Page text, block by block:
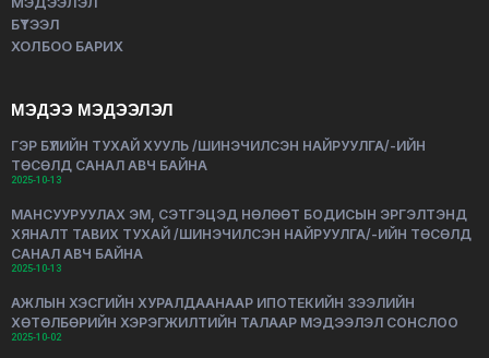
БҮТЭЭЛ
ХОЛБОО БАРИХ
МЭДЭЭ МЭДЭЭЛЭЛ
ГЭР БҮЛИЙН ТУХАЙ ХУУЛЬ /ШИНЭЧИЛСЭН НАЙРУУЛГА/-ИЙН
ТӨСӨЛД САНАЛ АВЧ БАЙНА
2025-10-13
МАНСУУРУУЛАХ ЭМ, СЭТГЭЦЭД НӨЛӨӨТ БОДИСЫН ЭРГЭЛТЭНД
ХЯНАЛТ ТАВИХ ТУХАЙ /ШИНЭЧИЛСЭН НАЙРУУЛГА/-ИЙН ТӨСӨЛД
САНАЛ АВЧ БАЙНА
2025-10-13
АЖЛЫН ХЭСГИЙН ХУРАЛДААНААР ИПОТЕКИЙН ЗЭЭЛИЙН
ХӨТӨЛБӨРИЙН ХЭРЭГЖИЛТИЙН ТАЛААР МЭДЭЭЛЭЛ СОНСЛОО
2025-10-02